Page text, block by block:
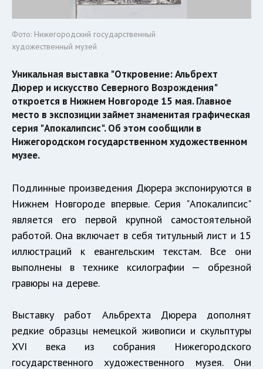
Фото: Нижегородский государственный
художественный музей
Уникальная выставка "Откровение: Альбрехт
Дюрер и искусство Северного Возрождения"
откроется в Нижнем Новгороде 15 мая. Главное
место в экспозиции займет знаменитая графическая
серия "Апокалипсис". Об этом сообщили в
Нижегородском государственном художественном
музее.
Подлинные произведения Дюрера экспонируются в
Нижнем Новгороде впервые. Серия "Апокалипсис"
является его первой крупной самостоятельной
работой. Она включает в себя титульный лист и 15
иллюстраций к евангельским текстам. Все они
выполнены в технике ксилографии — обрезной
гравюры на дереве.
Выставку работ Альбрехта Дюрера дополнят
редкие образцы немецкой живописи и скульптуры
XVI века из собрания Нижегородского
государственного художественного музея. Они